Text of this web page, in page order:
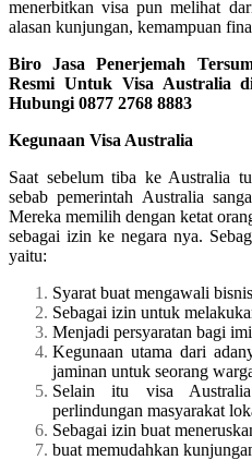
menerbitkan visa pun melihat
alasan kunjungan, kemampuan
Biro Jasa Penerjemah
Resmi Untuk Visa Australia
Hubungi 0877 2768 8883
Kegunaan Visa Australia
Saat sebelum tiba ke Australia
sebab pemerintah Australia
Mereka memilih dengan ketat
sebagai izin ke negara nya.
yaitu:
Syarat buat mengawali
Sebagai izin untuk
Menjadi persyaratan bagi
Kegunaan utama dari
jaminan untuk seorang
Selain itu visa
perlindungan masyarakat
Sebagai izin buat
buat memudahkan